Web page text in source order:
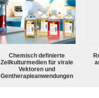
Chemisch definierte
Zellkulturmedien für virale
Vektoren und
Gentherapieanwendungen